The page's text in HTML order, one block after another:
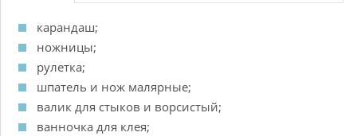
карандаш;
ножницы;
рулетка;
шпатель и нож малярные;
валик для стыков и ворсистый;
ванночка для клея;